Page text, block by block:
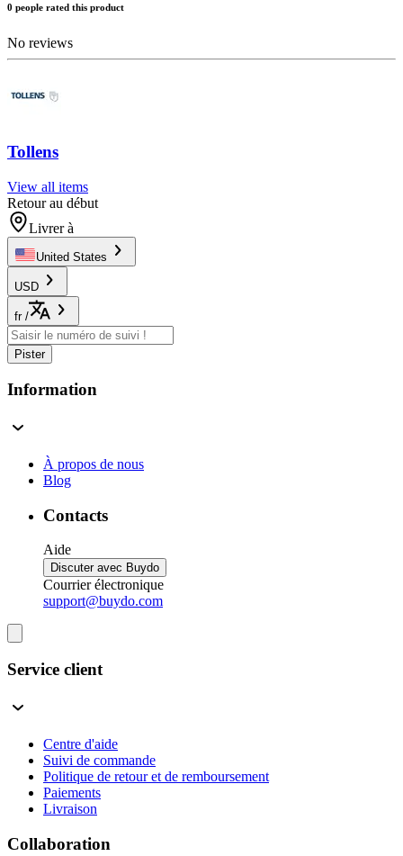
0 people rated this product
No reviews
Tollens
View all items
Retour au début
Livrer à
United States
USD
fr /
Pister
Information
À propos de nous
Blog
Contacts
Aide
Discuter avec Buydo
Courrier électronique
support@buydo.com
Service client
Centre d'aide
Suivi de commande
Politique de retour et de remboursement
Paiements
Livraison
Collaboration